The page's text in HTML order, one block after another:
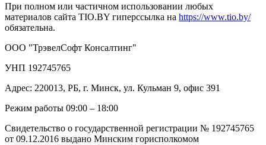
При полном или частичном использовании любых
материалов сайта TIO.BY гиперссылка на https://www.tio.by/
обязательна.
ООО "ТрэвелСофт Консалтинг"
УНП 192745765
Адрес: 220013, РБ, г. Минск, ул. Кульман 9, офис 391
Режим работы 09:00 – 18:00
Свидетельство о государственной регистрации № 192745765
от 09.12.2016 выдано Минским горисполкомом